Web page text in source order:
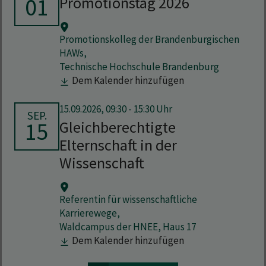
01
Promotionskolleg der Brandenburgischen
HAWs,
Technische Hochschule Brandenburg
Dem Kalender hinzufügen
SEP.
15
Gleichberechtigte
Elternschaft in der
Wissenschaft
15.09.2026, 09:30 - 15:30 Uhr
Referentin für wissenschaftliche
Karrierewege,
Waldcampus der HNEE, Haus 17
Dem Kalender hinzufügen